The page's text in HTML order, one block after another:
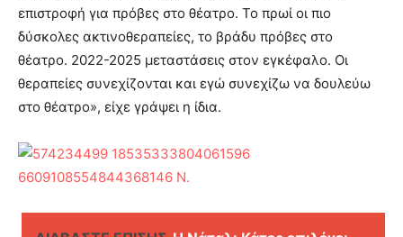
επιστροφή για πρόβες στο θέατρο. Το πρωί οι πιο
δύσκολες ακτινοθεραπείες, το βράδυ πρόβες στο
θέατρο. 2022-2025 μεταστάσεις στον εγκέφαλο. Οι
θεραπείες συνεχίζονται και εγώ συνεχίζω να δουλεύω
στο θέατρο», είχε γράψει η ίδια.